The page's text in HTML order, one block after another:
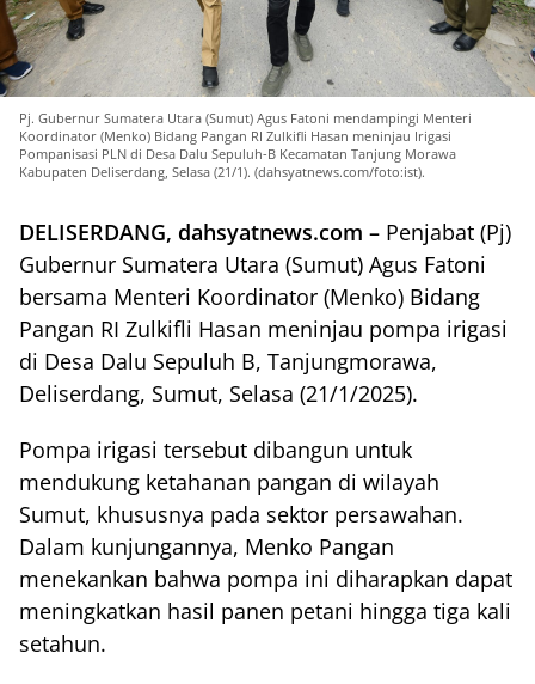
Pj. Gubernur Sumatera Utara (Sumut) Agus Fatoni mendampingi Menteri
Koordinator (Menko) Bidang Pangan RI Zulkifli Hasan meninjau Irigasi
Pompanisasi PLN di Desa Dalu Sepuluh-B Kecamatan Tanjung Morawa
Kabupaten Deliserdang, Selasa (21/1). (dahsyatnews.com/foto:ist).
DELISERDANG, dahsyatnews.com – Penjabat (Pj)
Gubernur Sumatera Utara (Sumut) Agus Fatoni
bersama Menteri Koordinator (Menko) Bidang
Pangan RI Zulkifli Hasan meninjau pompa irigasi
di Desa Dalu Sepuluh B, Tanjungmorawa,
Deliserdang, Sumut, Selasa (21/1/2025).
Pompa irigasi tersebut dibangun untuk
mendukung ketahanan pangan di wilayah
Sumut, khususnya pada sektor persawahan.
Dalam kunjungannya, Menko Pangan
menekankan bahwa pompa ini diharapkan dapat
meningkatkan hasil panen petani hingga tiga kali
setahun.